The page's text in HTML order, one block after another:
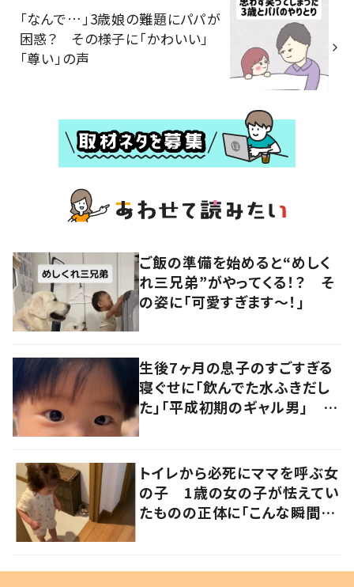
「なんで…」3歳娘の難題にパパが
困惑？ その様子に「かわいい」
「尊い」の声
ご飯の準備を始めると“めしく
れ三兄弟”がやってくる！？ そ
の姿に「可愛すぎます〜！」
生後7ヶ月の息子のすごすぎる
寝ぐせに「飲んでた水ふきだし
た」「平成初期のギャル男」 実
トイレから必死にママを呼ぶ女
の子 1歳の女の子が怯えてい
たものの正体に「こんな瞬間